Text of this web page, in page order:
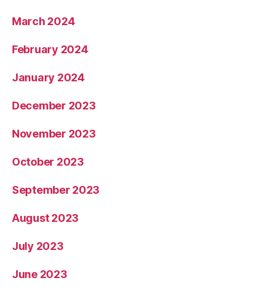
March 2024
February 2024
January 2024
December 2023
November 2023
October 2023
September 2023
August 2023
July 2023
June 2023